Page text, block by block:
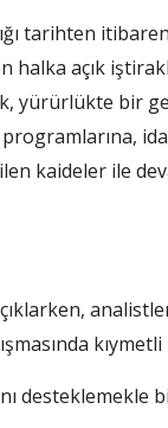
tarihten
halka açık
yürürlükte bir
kaideler ile
kıymetli
desteklemekle